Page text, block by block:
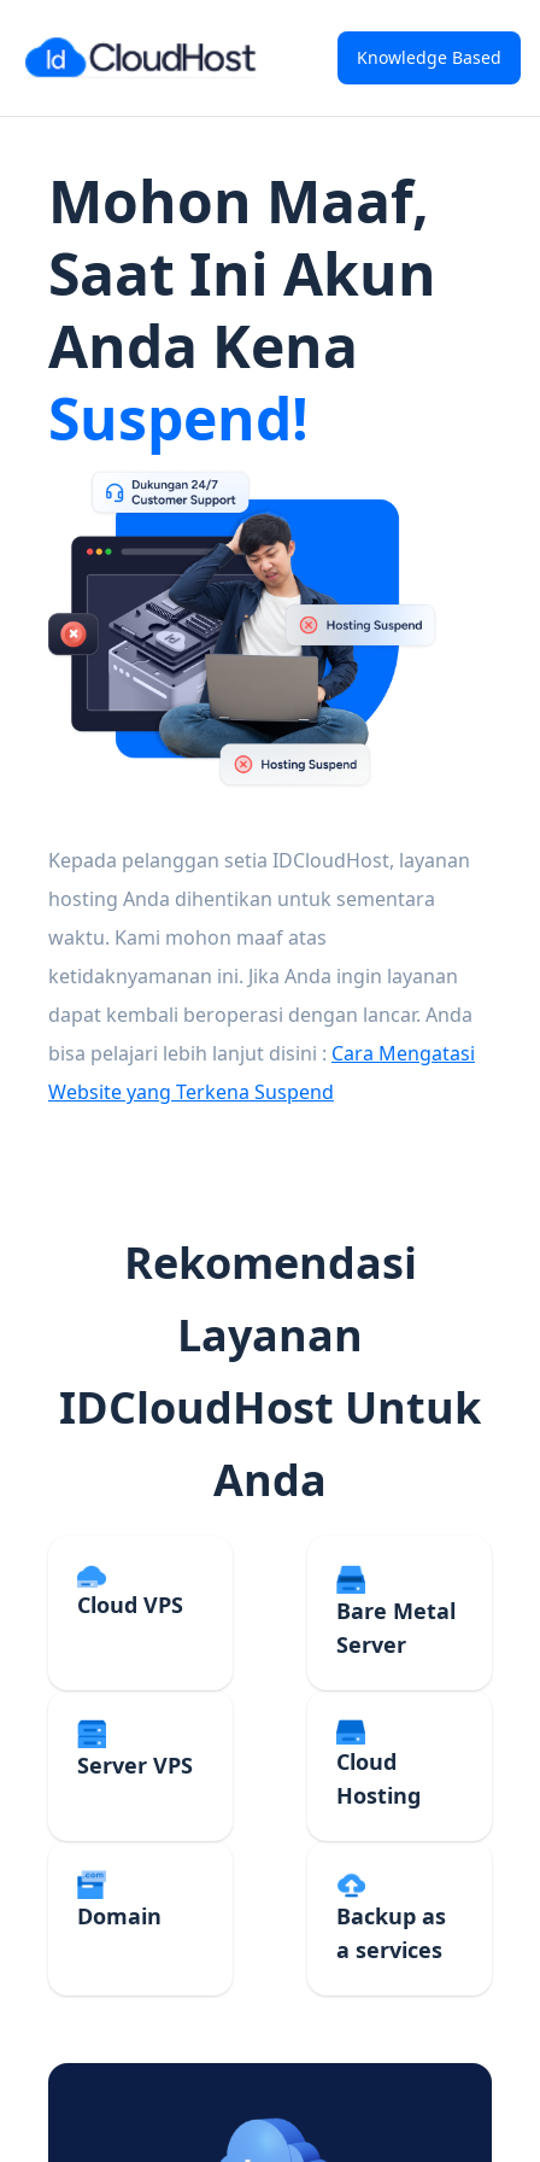
Knowledge Based
Mohon Maaf,
Saat Ini Akun
Anda Kena
Suspend!
Kepada pelanggan setia IDCloudHost, layanan
hosting Anda dihentikan untuk sementara
waktu. Kami mohon maaf atas
ketidaknyamanan ini. Jika Anda ingin layanan
dapat kembali beroperasi dengan lancar. Anda
bisa pelajari lebih lanjut disini : Cara Mengatasi
Website yang Terkena Suspend
Rekomendasi
Layanan
IDCloudHost Untuk
Anda
Cloud VPS
Bare Metal
Server
Server VPS
Cloud
Hosting
Domain
Backup as
a services